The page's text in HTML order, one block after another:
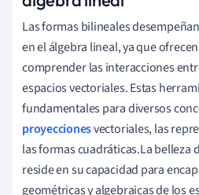
Las formas bilineales
en el álgebra lineal, ya que
comprender las interacciones
espacios vectoriales. Estas
fundamentales para diversos
proyeccionesvectoriales, las
las formas cuadráticas.La belleza
reside en su capacidad para
geométricas y algebraicas de los